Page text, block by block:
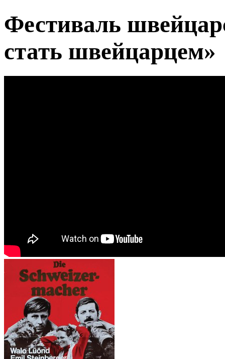
Фестиваль
стать швейцарцем»